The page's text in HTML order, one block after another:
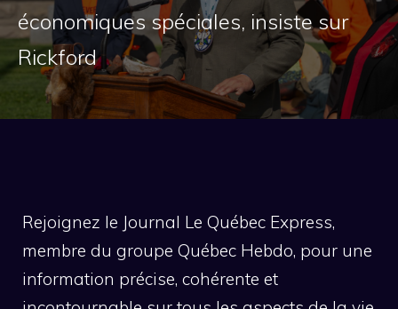
économiques spéciales, insiste sur
Rickford
Rejoignez le Journal Le Québec Express,
membre du groupe Québec Hebdo, pour une
information précise, cohérente et